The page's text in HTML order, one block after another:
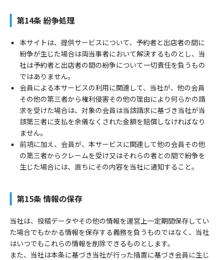
第14条 紛争処理
本サイトは、提供サービスについて、予約者と出店者の間に
紛争が生じた場合は両当事者において解決するものとし、当
社は予約者と出店者の間の紛争について一切責任を負うもの
ではありません。
会員による本サービスの利用に関連して、当社が、他の会員
その他の第三者から権利侵害その他の理由により何らかの請
求を受けた場合は、対象の会員は当該請求に基づき当社が当
該第三者に支払を余儀なくされた金額を賠償しなければなり
ません。
前項に加え、会員が、本サービスに関連して他の会員その他
の第三者からクレームを受け又はそれらの者との間で紛争を
生じた場合には、直ちにその内容を当社に通知すること。
第15条 情報の保存
当社は、投稿データやその他の情報を運営上一定期間保存してい
た場合でもかかる情報を保存する義務を負うものではなく、当社
はいつでもこれらの情報を削除できるものとします。
また、当社は本条に基づき当社が行った措置に基づき会員に生じ